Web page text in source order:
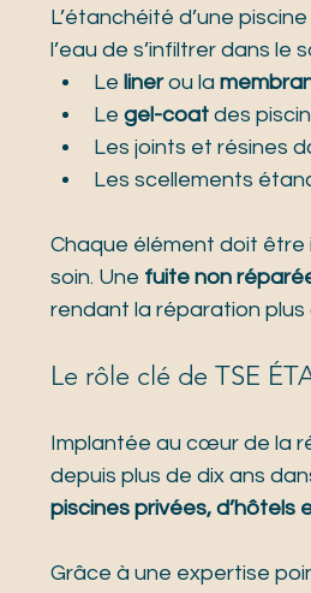
L’étanchéité d’une
l’eau de s’infiltrer dans le
Le liner ou la
Le gel-coat des
Les joints et résines
Les scellements
Chaque élément doit
soin. Une fuite non
rendant la réparation plus
Le rôle clé de TSE
Implantée au cœur de la
depuis plus de dix ans
piscines privées,
Grâce à une expertise